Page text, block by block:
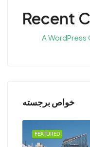
Recent
A
خواص برجسته
FEATURED